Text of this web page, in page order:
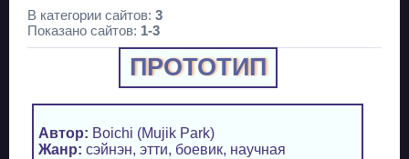
В категории сайтов: 3
Показано сайтов: 1-3
ПРОТОТИП
Автор: Boichi (Mujik Park)
Жанр: сэйнэн, этти, боевик, научная